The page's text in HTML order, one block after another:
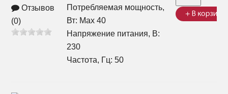
Отзывов
(0)
Потребляемая мощность,
Вт: Max 40
Напряжение питания, В:
230
Частота, Гц: 50